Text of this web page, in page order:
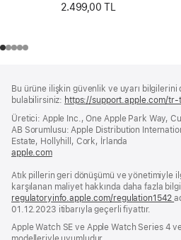
2.499,00 TL
Bilgi
Bu ürüne ilişkin güvenlik ve uyarı bilgilerini
bulabilirsiniz: https://support.apple.com/tr-
Üretici: Apple Inc., One Apple Park Way,
AB Sorumlusu: Apple Distribution
Estate, Hollyhill, Cork, İrlanda
apple.com(yeni
pencerede
açılır)
Atık pillerin geri dönüşümü ve yönetimiyle
karşılanan maliyet hakkında daha fazla
regulatoryinfo.apple.com/regulation1542
01.12.2023 itibarıyla geçerli fiyattır.
Apple Watch SE ve Apple Watch Series 4